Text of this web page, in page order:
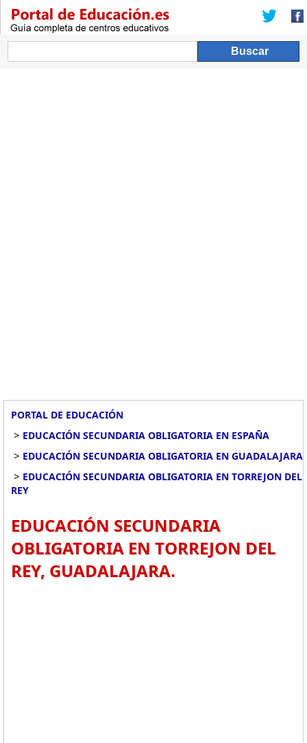
PORTAL DE EDUCACIÓN
> EDUCACIÓN SECUNDARIA OBLIGATORIA EN ESPAÑA
> EDUCACIÓN SECUNDARIA OBLIGATORIA EN GUADALAJARA
> EDUCACIÓN SECUNDARIA OBLIGATORIA EN TORREJON DEL
REY
EDUCACIÓN SECUNDARIA
OBLIGATORIA EN TORREJON DEL
REY, GUADALAJARA.